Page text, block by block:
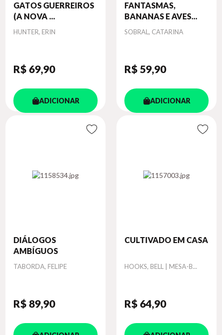
GATOS GUERREIROS
(A NOVA ...
Autor
HUNTER, ERIN
R$ 69,90
ADICIONAR
FANTASMAS,
BANANAS E AVES...
Autor
SOBRAL, CATARINA
R$ 59,90
ADICIONAR
DIÁLOGOS
AMBÍGUOS
Autor
TABORDA, FELIPE
R$ 89,90
CULTIVADO EM CASA
Autor
HOOKS, BELL | MESA-B...
R$ 64,90